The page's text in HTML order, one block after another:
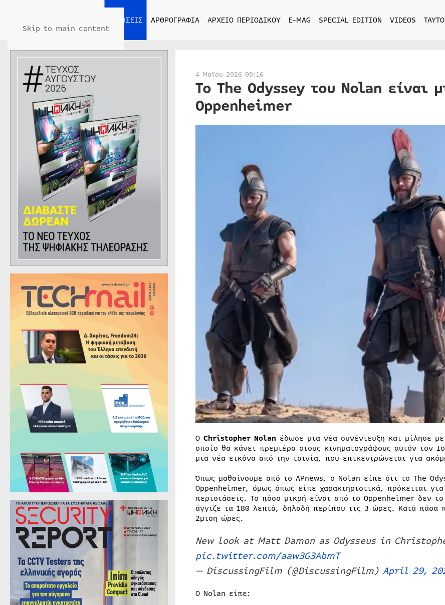
Skip to main content
ΕΙΔΗΣΕΙΣ ΑΡΘΡΟΓΡΑΦΙΑ ΑΡΧΕΙΟ ΠΕΡΙΟΔΙΚΟΥ E-MAG SPECIAL EDITION VIDEOS
4 Μαΐου 2026 09:16
Το The Odyssey του Nolan είναι
Oppenheimer
ΟChristopher Nolan έδωσε μια νέα συνέντευξη και μίλησε
οποίο θα κάνει πρεμιέρα στους κινηματογράφους αυτόν τον
μια νέα εικόνα από την ταινία, που επικεντρώνεται για
Όπως μαθαίνουμε από το APnews, ο Nolan είπε ότι το The
Oppenheimer, όμως όπως είπε χαρακτηριστικά, πρόκειται
περιστάσεις. Το πόσο μικρή είναι από το Oppenheimer δεν
άγγιζε τα 180 λεπτά, δηλαδή περίπου τις 3 ώρες. Κατά πάσα
2μιση ώρες.
New look at Matt Damon as Odysseus in Christopher
pic.twitter.com/aaw3G3AbmT
— DiscussingFilm (@DiscussingFilm) April 29,
O Nolan είπε: